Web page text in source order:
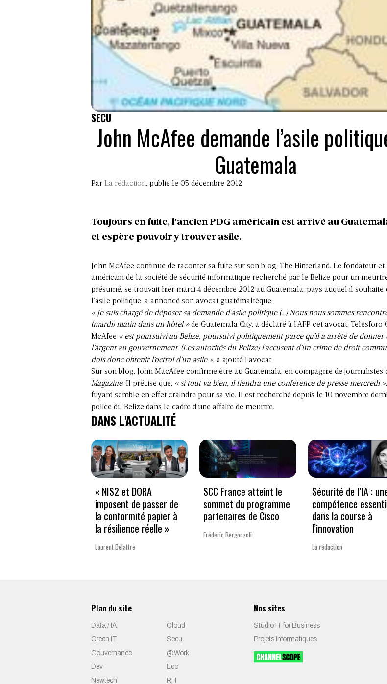
SECU
John McAfee demande l’asile
Guatemala
Par La rédaction, publié le 05 décembre 2012
Toujours en fuite, l’ancien PDG américain est arrivé au
et espère pouvoir y trouver asile.
John McAfee continue de raconter sa fuite sur son blog, The Hinterland. Le fondateur
américain de la société de sécurité informatique recherché par le Belize pour un
présumé, se trouvait hier mardi 4 décembre 2012 au Guatemala, pays auquel il souhaite
l’asile politique, a annoncé son avocat guatémaltèque.
« Je suis chargé de déposer sa demande d’asile politique (…) Nous nous sommes
(mardi) matin dans un hôtel »de Guatemala City, a déclaré à l’AFP cet avocat, Telesforo
McAfee « est poursuivi au Belize, poursuivi politiquement parce qu’il a arrêté de donner
l’argent au gouvernement. (Les autorités du Belize) l’accusent d’un crime de droit
dois donc obtenir l’octroi d’un asile », a ajouté l’avocat.
Sur son blog, John MacAfee confirme être au Guatemala, en compagnie de journalistes
Magazine. Il précise que, « si tout va bien, il tiendra une conférence de presse mercredi »
fuyard semble en effet craindre pour sa vie. Il est recherché depuis le 10 novembre
police du Belize dans le cadre d’une affaire de meurtre.
DANS L'ACTUALITÉ
« NIS2 et DORA
imposent de passer de
la conformité papier à
la résilience réelle »
Laurent Delattre
SCC France atteint le
sommet du programme
partenaires de Cisco
Frédéric Bergonzoli
Sécurité de l’IA :
compétence
dans la course à
l’innovation
La rédaction
Plan du site
Data / IA
Cloud
Green IT
Secu
Gouvernance
@Work
Dev
Eco
Newtech
RH
Nos sites
Studio IT for Business
Projets Informatiques